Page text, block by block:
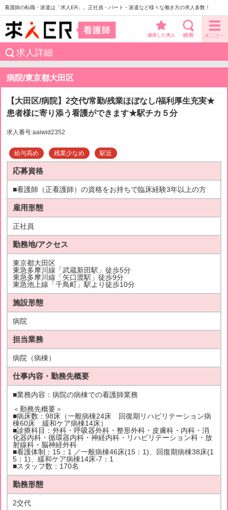
看護師の転職・派遣は「求人ER」。正社員・パート・派遣など様々な働き方の求人多数！
保存した求人
求人詳細
病院/東京都大田区
【大田区/病院】2交代/常勤/残業ほぼなし/福利厚生充実★
患者様に寄り添う看護ができます★駅チカ５分
求人番号:aaiwid2352
給与高め 残業少なめ 駅近
応募資格
■看護師（正看護師）の資格をお持ちで臨床経験3年以上の方
雇用形態
正社員
勤務地/アクセス
東京都大田区
東急多摩川線「武蔵新田駅」徒歩5分
東急多摩川線「矢口渡駅」徒歩9分
東急池上線「千鳥町」駅より徒歩10分
施設形態
病院
担当業務
病院（病棟）
仕事内容・勤務先概要
■業務内容：病院の病棟での看護師業務
＜勤務先概要＞
■病床数：98床（一般病棟24床 回復期リハビリテーション病
棟60床 緩和ケア病棟14床）
■診療科目：外科・呼吸器外科・整形外科・皮膚科・内科・消
化器内科・循環器内科・神経内科・リハビリテーション科・放
射線科・脳神経外科
■看護体制：15：1 ／一般病棟46床(15：1)、回復期病棟38床(1
5：1)、緩和ケア病棟14床-7：1
■スタッフ数：170名
勤務形態
2交代